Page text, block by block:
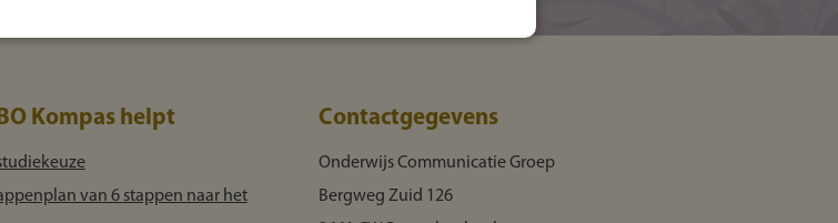
Kompas helpt
van 6 stappen naar het
Contactgegevens
Onderwijs Communicatie Groep
Bergweg Zuid 126